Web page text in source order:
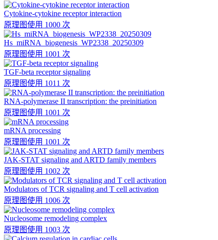
Cytokine-cytokine receptor interaction
原理图使用 1000 次
Hs_miRNA_biogenesis_WP2338_20250309
原理图使用 1001 次
TGF-beta receptor signaling
原理图使用 1011 次
RNA-polymerase II transcription: the preinitiation
原理图使用 1001 次
mRNA processing
原理图使用 1001 次
JAK-STAT signaling and ARTD family members
原理图使用 1002 次
Modulators of TCR signaling and T cell activation
原理图使用 1006 次
Nucleosome remodeling complex
原理图使用 1003 次